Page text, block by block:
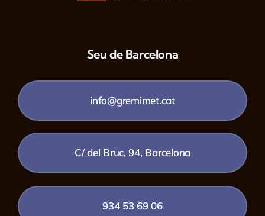
Seu de Barcelona
info@gremimet.cat
C/ del Bruc, 94, Barcelona
934 53 69 06